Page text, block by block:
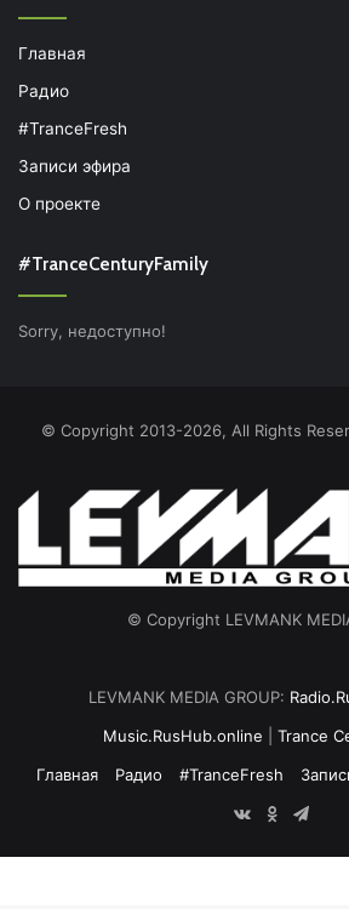
Главная
Радио
#TranceFresh
Записи эфира
О проекте
#TranceCenturyFamily
Sorry, недоступно!
© Copyright 2013-2026, All Rights
© Copyright LEVMANK
LEVMANK MEDIA GROUP:
Music.RusHub.online
Trance
Главная
Радио #TranceFresh
vk.com